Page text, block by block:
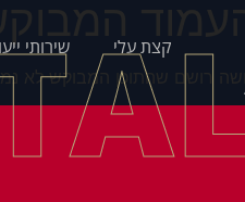
קצת עלי שירותי
רושם שהתוכן המבוקש לא